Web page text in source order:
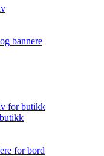
bannere
for butikk
for bord